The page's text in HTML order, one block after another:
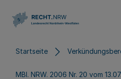
Startseite
MBl. NRW. 2006 Nr. 20 vom